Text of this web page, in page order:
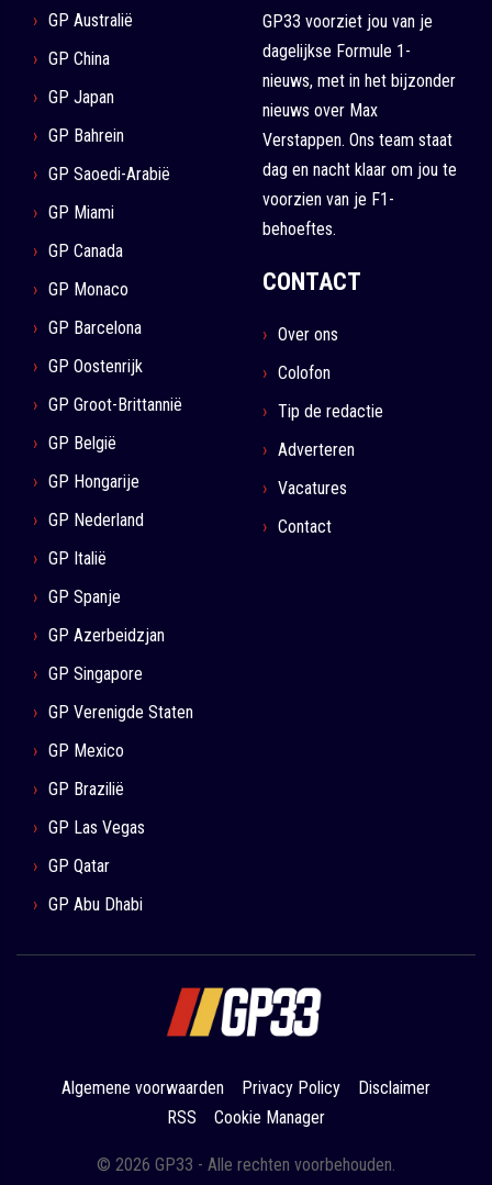
GP Australië
GP China
GP Japan
GP Bahrein
GP Saoedi-Arabië
GP Miami
GP Canada
GP Monaco
GP Barcelona
GP Oostenrijk
GP Groot-Brittannië
GP België
GP Hongarije
GP Nederland
GP Italië
GP Spanje
GP Azerbeidzjan
GP Singapore
GP Verenigde Staten
GP Mexico
GP Brazilië
GP Las Vegas
GP Qatar
GP Abu Dhabi
GP33 voorziet jou van je
dagelijkse Formule 1-
nieuws, met in het bijzonder
nieuws over Max
Verstappen. Ons team staat
dag en nacht klaar om jou te
voorzien van je F1-
behoeftes.
CONTACT
Over ons
Colofon
Tip de redactie
Adverteren
Vacatures
Contact
Algemene voorwaarden Privacy Policy
Disclaimer
RSS
Cookie Manager
© 2026 GP33 - Alle rechten voorbehouden.